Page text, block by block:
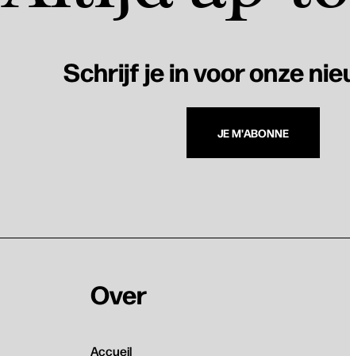
Schrijf je in voor onze
JE M'ABONNE
Over
Accueil